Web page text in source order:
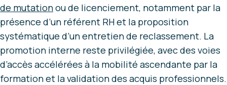
de mutationou de licenciement, notamment par la
présence d’un référent RH et la proposition
systématique d’un entretien de reclassement. La
promotion interne reste privilégiée, avec des voies
d’accès accélérées à la mobilité ascendante par la
formation et la validation des acquis professionnels.